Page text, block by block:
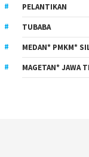
PELANTIKAN
TUBABA
MEDAN* PMKM*
MAGETAN* JAWA